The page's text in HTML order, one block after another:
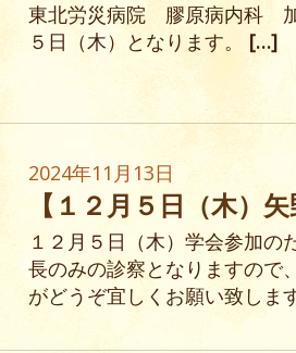
東北労災病院 膠原病内科 加
５日（木）となります。 […]
2024年11月13日
【１２月５日（木）
１２月５日（木）学会参加
長のみの診察となりますので
がどうぞ宜しくお願い致しま